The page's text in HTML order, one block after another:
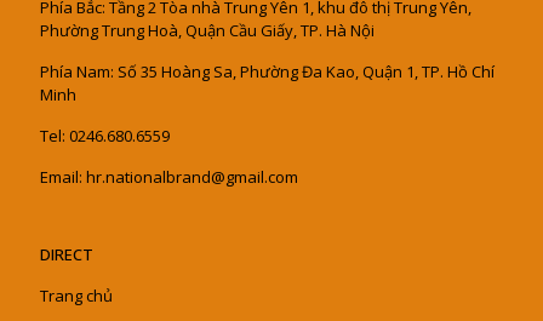
Phía Bắc: Tầng 2 Tòa nhà Trung Yên 1, khu đô thị Trung Yên,
Phường Trung Hoà, Quận Cầu Giấy, TP. Hà Nội
Phía Nam: Số 35 Hoàng Sa, Phường Đa Kao, Quận 1, TP. Hồ Chí
Minh
Tel: 0246.680.6559
Email: hr.nationalbrand@gmail.com
DIRECT
Trang chủ